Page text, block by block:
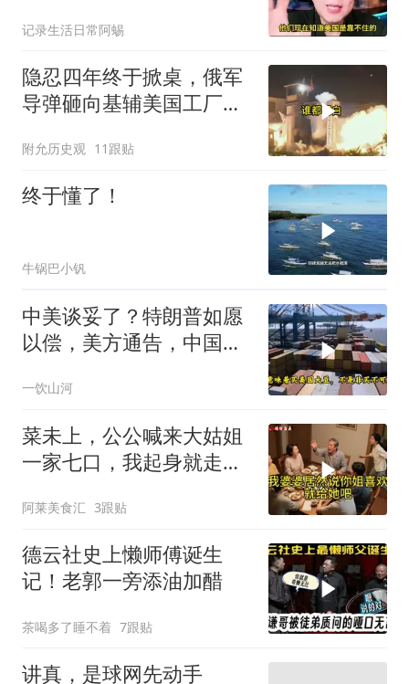
记录生活日常阿蜴
隐忍四年终于掀桌，俄军
导弹砸向基辅美国工厂，
附允历史观 11跟贴
终于懂了！
牛锅巴小钒
中美谈妥了？特朗普如愿
以偿，美方通告，中国增
一饮山河
菜未上，公公喊来大姑姐
一家七口，我起身就走，
阿莱美食汇 3跟贴
德云社史上懒师傅诞生
记！老郭一旁添油加醋
茶喝多了睡不着 7跟贴
讲真，是球网先动手